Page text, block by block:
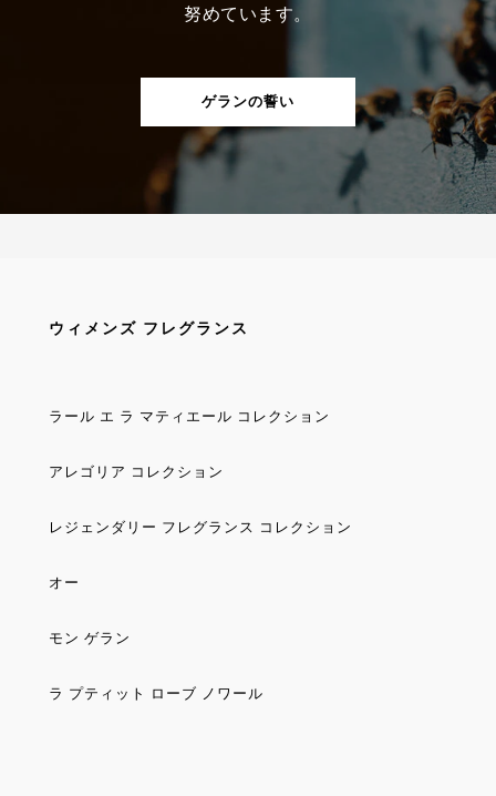
努めています。
ゲランの誓い
ウィメンズ フレグランス
ラール エ ラ マティエール コレクション
アレゴリア コレクション
レジェンダリー フレグランス コレクション
オー
モン ゲラン
ラ プティット ローブ ノワール